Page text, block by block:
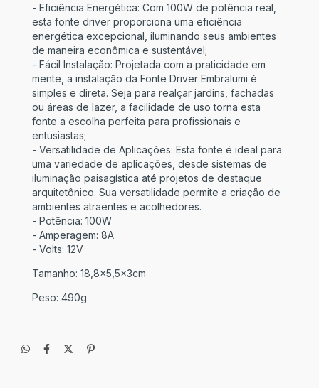
- Eficiência Energética: Com 100W de potência real,
esta fonte driver proporciona uma eficiência
energética excepcional, iluminando seus ambientes
de maneira econômica e sustentável;
- Fácil Instalação: Projetada com a praticidade em
mente, a instalação da Fonte Driver Embralumi é
simples e direta. Seja para realçar jardins, fachadas
ou áreas de lazer, a facilidade de uso torna esta
fonte a escolha perfeita para profissionais e
entusiastas;
- Versatilidade de Aplicações: Esta fonte é ideal para
uma variedade de aplicações, desde sistemas de
iluminação paisagística até projetos de destaque
arquitetônico. Sua versatilidade permite a criação de
ambientes atraentes e acolhedores.
- Potência: 100W
- Amperagem: 8A
- Volts: 12V
Tamanho: 18,8x5,5x3cm
Peso: 490g